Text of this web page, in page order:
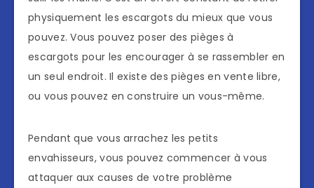
physiquement les escargots du mieux que vous
pouvez. Vous pouvez poser des pièges à
escargots pour les encourager à se rassembler en
un seul endroit. Il existe des pièges en vente libre,
ou vous pouvez en construire un vous-même.
Pendant que vous arrachez les petits
envahisseurs, vous pouvez commencer à vous
attaquer aux causes de votre problème